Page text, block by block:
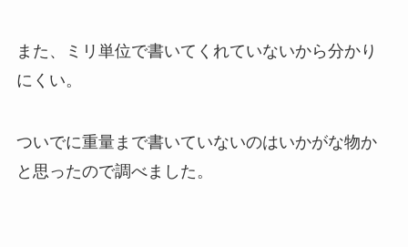
また、ミリ単位で書いてくれていないから分かり
にくい。
ついでに重量まで書いていないのはいかがな物か
と思ったので調べました。